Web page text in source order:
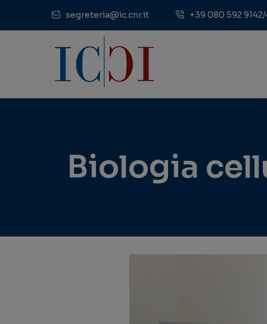
segreteria@ic.cnr.it +39 080 592 9142/
Biologia